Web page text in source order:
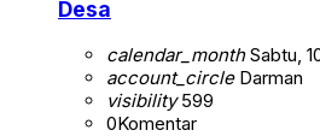
Desa
calendar_monthSabtu,
account_circleDarman
visibility599
0Komentar